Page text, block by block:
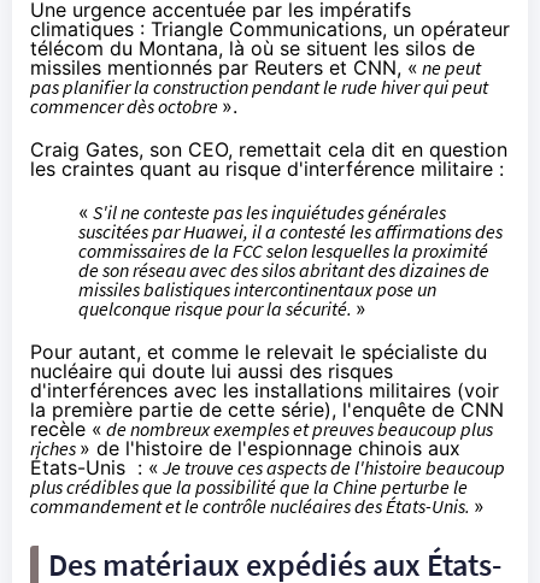
Une urgence accentuée par les impératifs
climatiques : Triangle Communications, un opérateur
télécom du Montana, là où se situent les silos de
missiles mentionnés par Reuters et CNN, « ne peut
pas planifier la construction pendant le rude hiver qui peut
commencer dès octobre ».
Craig Gates, son CEO, remettait cela dit en question
les craintes quant au risque d'interférence militaire :
« S'il ne conteste pas les inquiétudes générales
suscitées par Huawei, il a contesté les affirmations des
commissaires de la FCC selon lesquelles la proximité
de son réseau avec des silos abritant des dizaines de
missiles balistiques intercontinentaux pose un
quelconque risque pour la sécurité. »
Pour autant, et comme le relevait le spécialiste du
nucléaire qui doute lui aussi des risques
d'interférences avec les installations militaires (voir
la première partie de cette série), l'enquête de CNN
recèle « de nombreux exemples et preuves beaucoup plus
riches » de l'histoire de l'espionnage chinois aux
États-Unis : « Je trouve ces aspects de l'histoire beaucoup
plus crédibles que la possibilité que la Chine perturbe le
commandement et le contrôle nucléaires des États-Unis. »
Des matériaux expédiés aux États-